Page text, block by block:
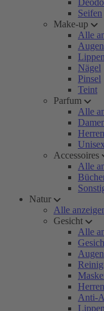
Seifen
Make-up
Alle
Augen
Lippen
Nägel
Pinsel
Teint
Parfum
Alle
Herren
Unisex
Accessoires
Alle
Natur
Alle
Gesicht
Alle
Herren
Anti-